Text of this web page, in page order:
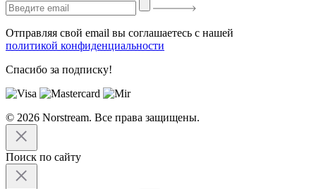
Отправляя свой email вы соглашаетесь с нашей
политикой конфиденциальности
Спасибо за подписку!
© 2026 Norstream. Все права защищены.
Поиск по сайту